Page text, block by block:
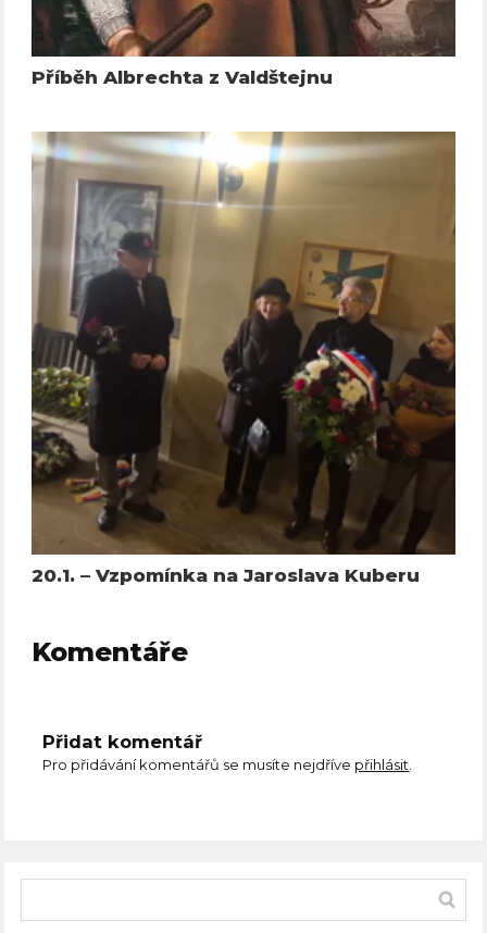
Příběh Albrechta z Valdštejnu
20.1. – Vzpomínka na Jaroslava Kuberu
Komentáře
Přidat komentář
Pro přidávání komentářů se musíte nejdříve přihlásit.